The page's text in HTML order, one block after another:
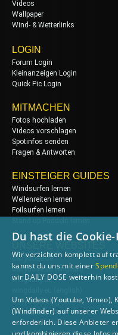
Videos
Wallpaper
Wind- & Wetterlinks
LOGIN
Forum Login
Kleinanzeigen Login
Quick Pic Login
MITMACHEN
Fotos hochladen
Videos vorschlagen
Spotinfos senden
Fragen & Antworten
EINSTEIGER GUIDES
Windsurfen lernen
Wellenreiten lernen
Foilsurfen lernen
dailydose.de
dailydose.eu(english)
wingdaily.de
dailydose-shop.de
windsurfen-lernen.de
wellenreiten-lernen.de
wingsurfen-lernen.de
Du hast die
Wir verzichten komplett auf
kannst du uns mit einer
wir DAILY DOSE weiterhin
Um Videos (Youtube,
(Windfinder) auf unserer
erforderlich. Diese Anbieter